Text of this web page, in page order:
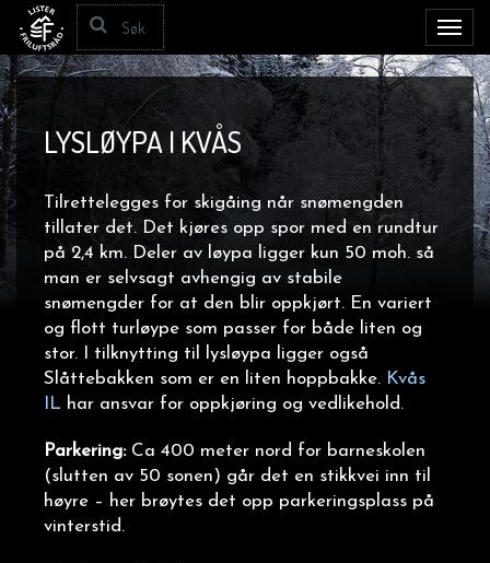
LYSLØYPA I KVÅS
Tilrettelegges for skigåing når snømengden
tillater det. Det kjøres opp spor med en rundtur
på 2,4 km. Deler av løypa ligger kun 50 moh. så
man er selvsagt avhengig av stabile
snømengder for at den blir oppkjørt. En variert
og flott turløype som passer for både liten og
stor.
I tilknytting til lysløypa ligger også
Slåttebakken som er en liten hoppbakke. Kvås
IL har ansvar for oppkjøring og vedlikehold.
Parkering:Ca 400 meter nord for barneskolen
(slutten av 50 sonen) går det en stikkvei inn til
høyre – her brøytes det opp parkeringsplass på
vinterstid.